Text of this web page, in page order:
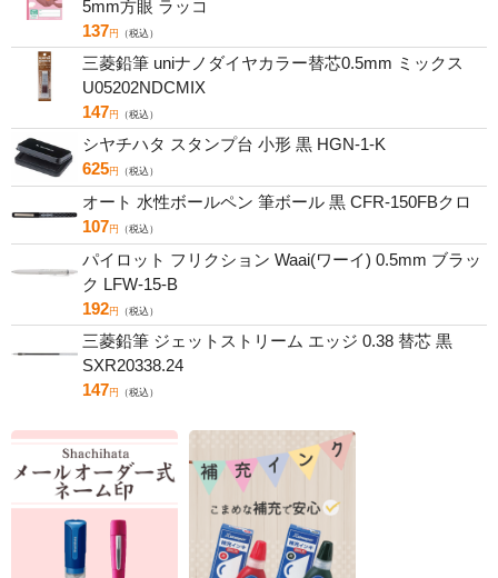
5mm方眼 ラッコ
137円 （税込）
三菱鉛筆 uniナノダイヤカラー替芯0.5mm ミックス
U05202NDCMIX
147円 （税込）
シヤチハタ スタンプ台 小形 黒 HGN-1-K
625円 （税込）
オート 水性ボールペン 筆ボール 黒 CFR-150FBクロ
107円 （税込）
パイロット フリクション Waai(ワーイ) 0.5mm ブラッ
ク LFW-15-B
192円 （税込）
三菱鉛筆 ジェットストリーム エッジ 0.38 替芯 黒
SXR20338.24
147円 （税込）